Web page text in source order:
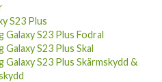
S23 Plus
Galaxy S23 Plus Fodral
Galaxy S23 Plus Skal
Galaxy S23 Plus Skärmskydd &